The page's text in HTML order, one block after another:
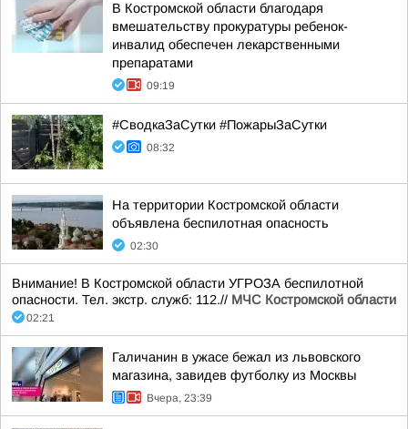
В Костромской области благодаря
вмешательству прокуратуры ребенок-
инвалид обеспечен лекарственными
препаратами
09:19
#СводкаЗаСутки #ПожарыЗаСутки
08:32
На территории Костромской области
объявлена беспилотная опасность
02:30
Внимание! В Костромской области УГРОЗА беспилотной
опасности. Тел. экстр. служб: 112.// МЧС Костромской области
02:21
Галичанин в ужасе бежал из львовского
магазина, завидев футболку из Москвы
Вчера, 23:39